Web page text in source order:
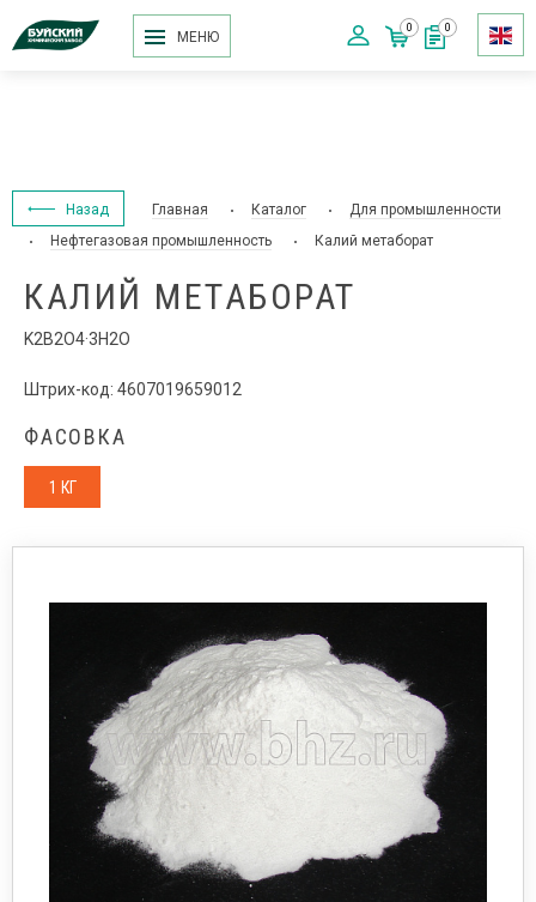
МЕНЮ
0 0
Назад Главная Каталог
Для промышленности
Нефтегазовая промышленность
Калий метаборат
КАЛИЙ МЕТАБОРАТ
K2B2O4·3H2O
Штрих-код: 4607019659012
ФАСОВКА
1 КГ